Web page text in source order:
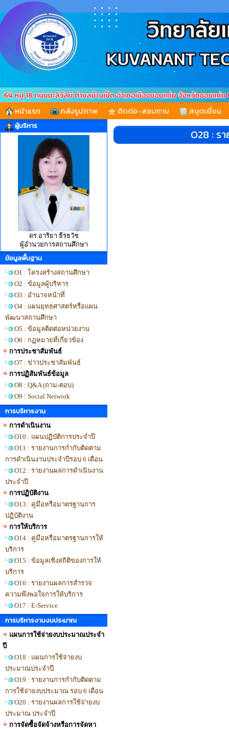
หน้าแรก คลังรูปภาพ ติดต่อ-สอบถาม สมุดเยี่ยม
ผู้บริหาร
ดร.อาริยา ธีรธวัช
ผู้อำนวยการสถานศึกษา
ข้อมูลพื้นฐาน
O1 : โครงสร้างสถานศึกษา
O2 : ข้อมูลผู้บริหาร
O3 : อำนาจหน้าที่
O4 : แผนยุทธศาสตร์หรือแผน
พัฒนาสถานศึกษา
O5 : ข้อมูลติดต่อหน่วยงาน
O6 : กฏหมายที่เกี่ยวข้อง
การประชาสัมพันธ์
O7 : ข่าวประชาสัมพันธ์
การปฏิสัมพันธ์ข้อมูล
O8 : Q&A (ถาม-ตอบ)
O9 : Social Network
การบริหารงาน
การดำเนินงาน
O10 : แผนปฏิบัติการประจำปี
O11 : รายงานการกำกับติดตาม
การดำเนินงานประจำปีรอบ 6 เดือน
O12 : รายงานผลการดำเนินงาน
ประจำปี
การปฏิบัติงาน
O13 : คู่มือหรือมาตรฐานการ
ปฏิบัติงาน
การให้บริการ
O14 : คู่มือหรือมาตรฐานการให้
บริการ
O15 : ข้อมูลเชิงสถิติของการให้
บริการ
O16 : รายงานผลการสำรวจ
ความพึงพอใจการให้บริการ
O17 : E-Service
การบริหารงานงบประมาณ
แผนการใช้จ่ายงบประมาณประจำ
ปี
O18 : แผนการใช้จ่ายงบ
ประมาณประจำปี
O19 : รายงานการกำกับติดตาม
การใช้จ่ายงบประมาณ รอบ 6 เดือน
O20 : รายงานผลการใช้จ่ายงบ
ประมาณ ประจำปี
การจัดซื้อจัดจ้างหรือการจัดหา
O28 : ร